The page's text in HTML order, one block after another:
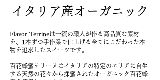
​イタリア産オーガニック
Flavor Terrineは一流の職人が作る高品質な素材
を、1本ずつ手作業で仕上げる全てにこだわった本
物を追求したスイーツです。
百花蜂蜜テリーヌはイタリアの特定のエリアに自生
する天然の花々から採蜜されたオーガニック百花蜂